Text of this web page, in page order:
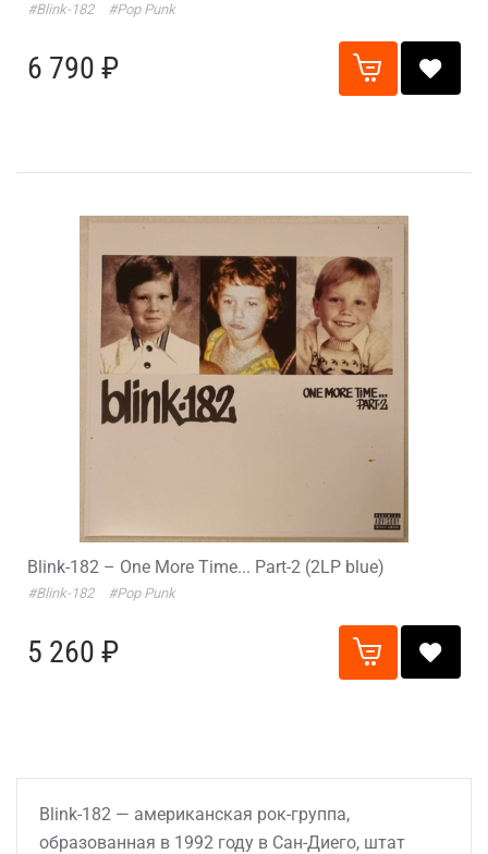
#Blink-182 #Pop Punk
6 790 ₽
Blink-182 – One More Time... Part-2 (2LP blue)
#Blink-182 #Pop Punk
5 260 ₽
Blink-182 — американская рок-группа,
образованная в 1992 году в Сан-Диего, штат